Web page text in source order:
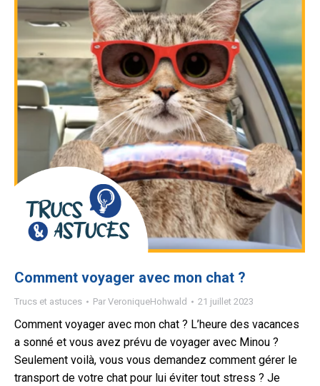
Comment voyager avec mon chat ?
Trucs et astuces Par VeroniqueHohwald 21 juillet 2023
Comment voyager avec mon chat ? L’heure des vacances
a sonné et vous avez prévu de voyager avec Minou ?
Seulement voilà, vous vous demandez comment gérer le
transport de votre chat pour lui éviter tout stress ? Je